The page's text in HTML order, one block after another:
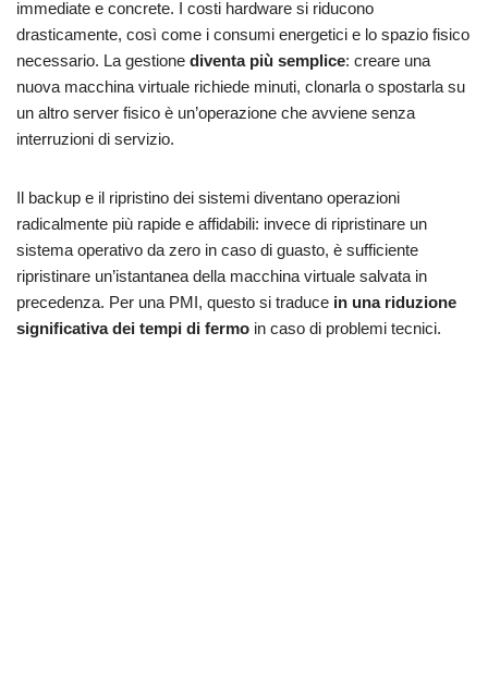
immediate e concrete. I costi hardware si riducono
drasticamente, così come i consumi energetici e lo spazio fisico
necessario. La gestione diventa più semplice: creare una
nuova macchina virtuale richiede minuti, clonarla o spostarla su
un altro server fisico è un’operazione che avviene senza
interruzioni di servizio.
Il backup e il ripristino dei sistemi diventano operazioni
radicalmente più rapide e affidabili: invece di ripristinare un
sistema operativo da zero in caso di guasto, è sufficiente
ripristinare un’istantanea della macchina virtuale salvata in
precedenza. Per una PMI, questo si traduce in una riduzione
significativa dei tempi di fermo in caso di problemi tecnici.